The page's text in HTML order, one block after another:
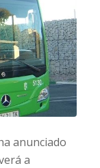
anunciado
a